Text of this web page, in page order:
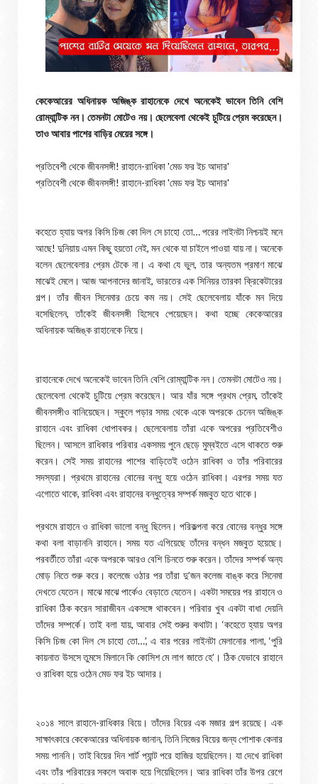
কেকেআরের অধিনায়ক অজিঙ্ক রাহানেকে দেখে অনেকেই ভাবেন তিনি বেশি
রোম্যান্টিক নন। তেমনটা মোটেও নয়। ছেলেবেলা থেকেই চুটিয়ে প্রেম করেছেন।
তাও আবার পাশের বাড়ির মেয়ের সঙ্গে।
প্রতিবেশী থেকে জীবনসঙ্গী! রাহানে-রাধিকা 'মেড ফর ইচ আদার'
প্রতিবেশী থেকে জীবনসঙ্গী! রাহানে-রাধিকা 'মেড ফর ইচ আদার'
কহেতে হ্যায় অগর কিসি চিজ কো দিল সে চাহো তো… পরের লাইনটা নিশ্চয়ই মনে
আছে! দুনিয়ায় এমন কিছু হয়তো নেই, মন থেকে যা চাইলে পাওয়া যায় না। অনেকে
বলেন ছেলেবেলার প্রেম টেকে না। এ কথা যে ভুল, তার অন্যতম প্রমাণ মাঝে
মাঝেই মেলে। আজ আপনাদের জানাই, ভারতের এক সিনিয়র তারকা ক্রিকেটারের
গল্প। তাঁর জীবন সিনেমার চেয়ে কম নয়। সেই ছেলেবেলায় যাঁকে মন দিয়ে
বসেছিলেন, তাঁকেই জীবনসঙ্গী হিসেবে পেয়েছেন। কথা হচ্ছে কেকেআরের
অধিনায়ক অজিঙ্ক রাহানেকে নিয়ে।
রাহানেকে দেখে অনেকেই ভাবেন তিনি বেশি রোম্যান্টিক নন। তেমনটা মোটেও নয়।
ছেলেবেলা থেকেই চুটিয়ে প্রেম করেছেন। আর যাঁর সঙ্গে প্রথম প্রেম, তাঁকেই
জীবনসঙ্গীও বানিয়েছেন। স্কুলে পড়ার সময় থেকে একে অপরকে চেনেন অজিঙ্ক
রাহানে এবং রাধিকা ধোপাবকর। ছেলেবেলায় তাঁরা একে অপরের প্রতিবেশীও
ছিলেন। আসলে রাধিকার পরিবার একসময় পুনে ছেড়ে মুম্বইতে এসে থাকতে শুরু
করেন। সেই সময় রাহানের পাশের বাড়িতেই ওঠেন রাধিকা ও তাঁর পরিবারের
সদস্যরা। প্রথমে রাহানের বোনের বন্ধু হয়ে ওঠেন রাধিকা। এরপর সময় যত
এগোতে থাকে, রাধিকা এবং রাহানের বন্ধুত্বের সম্পর্ক মজবুত হতে থাকে।
প্রথমে রাহানে ও রাধিকা ভালো বন্ধু ছিলেন। পরিকল্পনা করে বোনের বন্ধুর সঙ্গে
কথা বলা বাড়াননি রাহানে। সময় যত এগিয়েছে তাঁদের বন্ধন মজবুত হয়েছে।
পরবর্তীতে তাঁরা একে অপরকে আরও বেশি চিনতে শুরু করেন। তাঁদের সম্পর্ক অন্য
মোড় নিতে শুরু করে। কলেজে ওঠার পর তাঁরা দু’জন কলেজ বাঙ্ক করে সিনেমা
দেখতে যেতেন। মাঝে মাঝে পার্কেও বেড়াতে যেতেন। একটা সময়ের পর রাহানে ও
রাধিকা ঠিক করেন সারাজীবন একসঙ্গে থাকবেন। পরিবার খুব একটা বাধা দেয়নি
তাঁদের সম্পর্কে। তাই বলা যায়, আবার সেই শুরুর কথাটা। ‘কহেতে হ্যায় অগর
কিসি চিজ কো দিল সে চাহো তো…’, এ বার পরের লাইনটা মেলানোর পালা, ‘পুরি
কায়নাত উসসে তুমসে মিলানে কি কোসিশ মে লাগ জাতে হে’। ঠিক যেভাবে রাহানে
ও রাধিকা হয়ে ওঠেন মেড ফর ইচ আদার।
২০১৪ সালে রাহানে-রাধিকার বিয়ে। তাঁদের বিয়ের এক মজার গল্প রয়েছে। এক
সাক্ষাৎকারে কেকেআরের অধিনায়ক জানান, তিনি নিজের বিয়ের জন্য পোশাক কেনার
সময় পাননি। তাই বিয়ের দিন শার্ট প্যান্ট পরে হাজির হয়েছিলেন। যা দেখে রাধিকা
এবং তাঁর পরিবারের সকলে অবাক হয়ে গিয়েছিলেন। আর রাধিকা তাঁর উপর রেগে